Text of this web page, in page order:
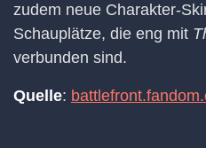
zudem neue Charakter-
Schauplätze, die eng mit
verbunden sind.
Quelle: